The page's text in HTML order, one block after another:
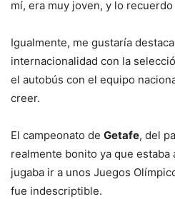
mí, era muy joven, y lo
Igualmente, me gustaría
internacionalidad con la
el autobús con el equipo
creer.
El campeonato de Getafe, del
realmente bonito ya que estaba
jugaba ir a unos Juegos
fue indescriptible.